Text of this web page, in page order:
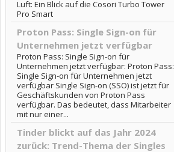
Luft: Ein Blick auf die Cosori Turbo Tower
Pro Smart
Proton Pass: Single Sign-on für
Unternehmen jetzt verfügbar
Proton Pass: Single Sign-on für
Unternehmen jetzt verfügbar: Proton Pass:
Single Sign-on für Unternehmen jetzt
verfügbar Single Sign-on (SSO) ist jetzt für
Geschäftskunden von Proton Pass
verfügbar. Das bedeutet, dass Mitarbeiter
mit nur einer...
Tinder blickt auf das Jahr 2024
zurück: Trend-Thema der Singles